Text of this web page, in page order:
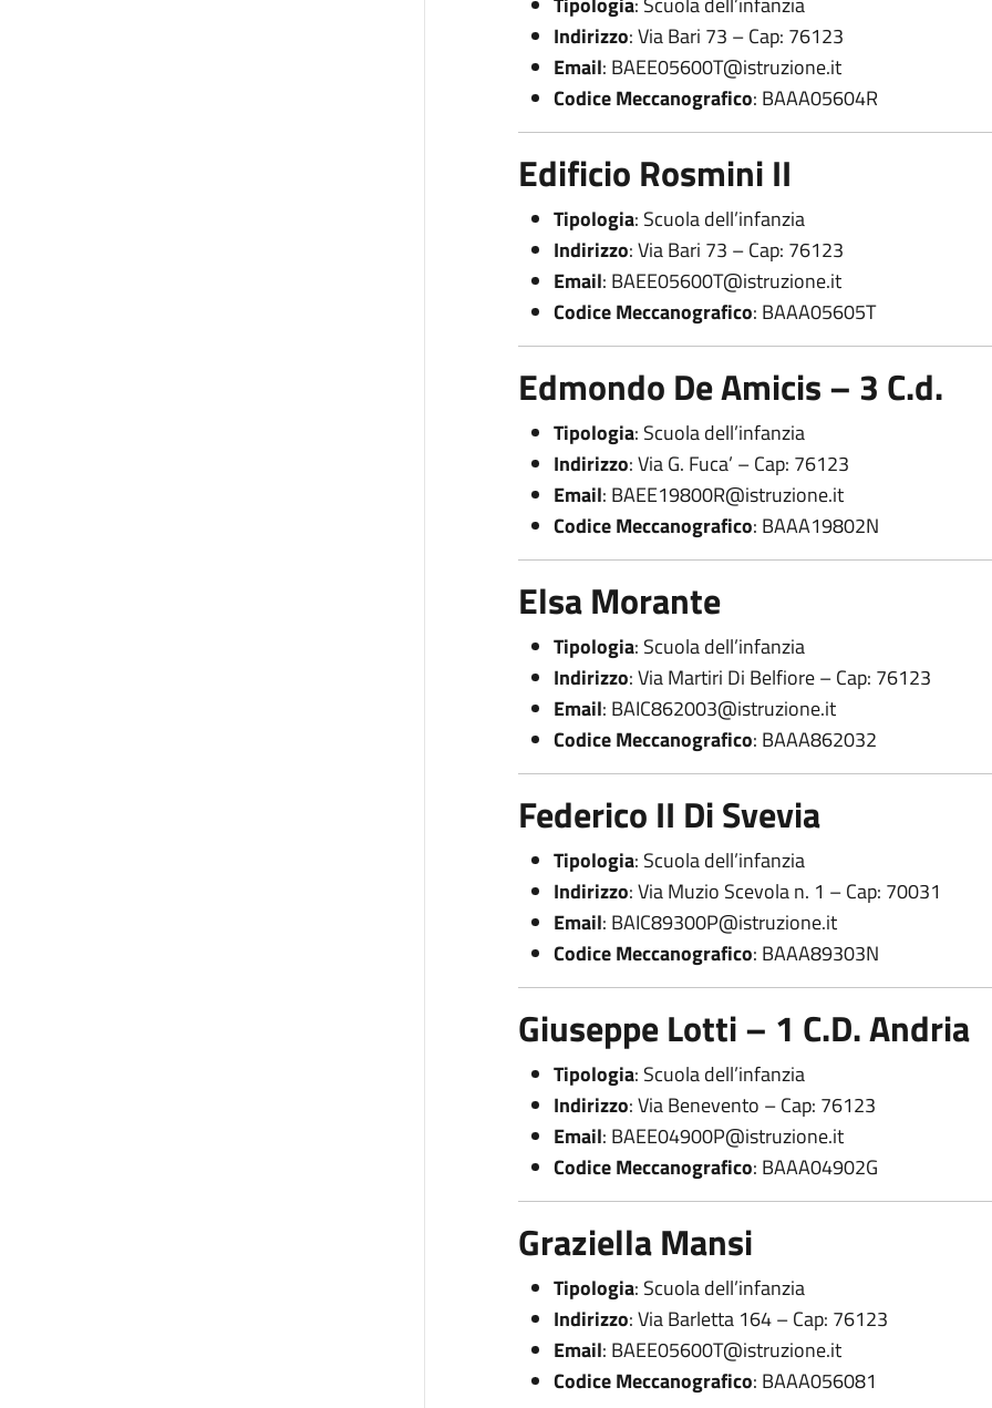
Indirizzo: Via Bari 73 – Cap: 76123
Email: BAEE05600T@istruzione.it
Codice Meccanografico: BAAA05604R
Edificio Rosmini II
Tipologia: Scuola dell’infanzia
Indirizzo: Via Bari 73 – Cap: 76123
Email: BAEE05600T@istruzione.it
Codice Meccanografico: BAAA05605T
Edmondo De Amicis – 3 C.d.
Tipologia: Scuola dell’infanzia
Indirizzo: Via G. Fuca’ – Cap: 76123
Email: BAEE19800R@istruzione.it
Codice Meccanografico: BAAA19802N
Elsa Morante
Tipologia: Scuola dell’infanzia
Indirizzo: Via Martiri Di Belfiore – Cap: 76123
Email: BAIC862003@istruzione.it
Codice Meccanografico: BAAA862032
Federico II Di Svevia
Tipologia: Scuola dell’infanzia
Indirizzo: Via Muzio Scevola n. 1 – Cap: 70031
Email: BAIC89300P@istruzione.it
Codice Meccanografico: BAAA89303N
Giuseppe Lotti – 1 C.D. Andria
Tipologia: Scuola dell’infanzia
Indirizzo: Via Benevento – Cap: 76123
Email: BAEE04900P@istruzione.it
Codice Meccanografico: BAAA04902G
Graziella Mansi
Tipologia: Scuola dell’infanzia
Indirizzo: Via Barletta 164 – Cap: 76123
Email: BAEE05600T@istruzione.it
Codice Meccanografico: BAAA056081